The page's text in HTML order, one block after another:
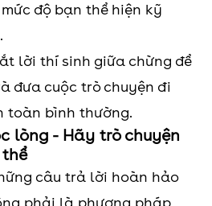
độ bạn thể hiện kỹ
lời thí sinh giữa chừng để
đưa cuộc trò chuyện đi
toàn bình thường.
lòng - Hãy trò chuyện
câu trả lời hoàn hảo
phải là phương pháp